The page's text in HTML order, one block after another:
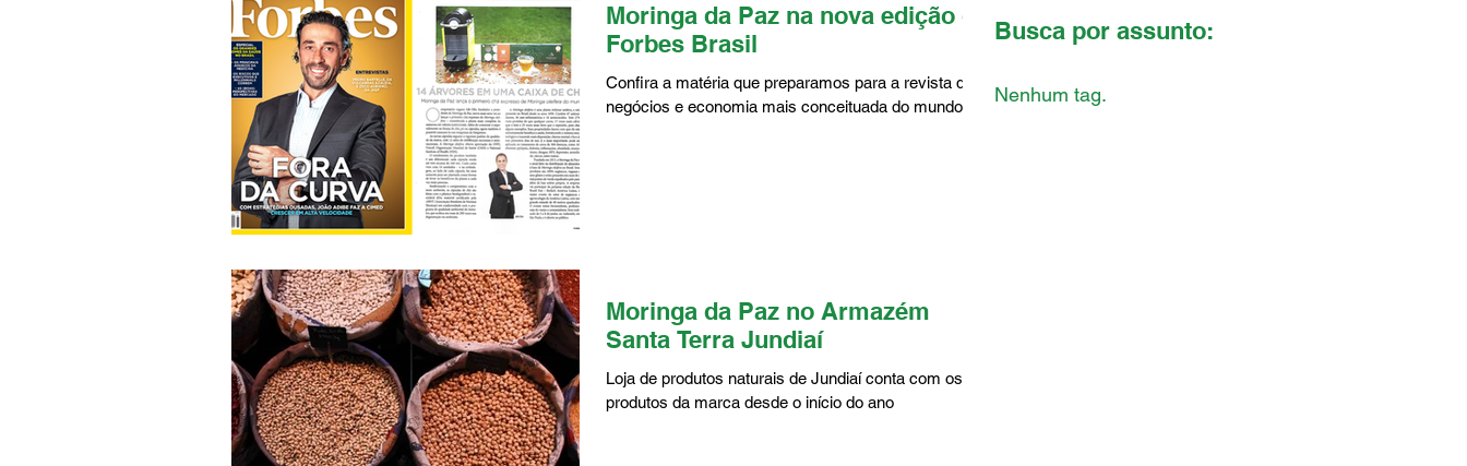
Moringa da Paz na nova edição da
Forbes Brasil
Confira a matéria que preparamos para a revista de
negócios e economia mais conceituada do mundo
Moringa da Paz no Armazém
Santa Terra Jundiaí
Loja de produtos naturais de Jundiaí conta com os
produtos da marca desde o início do ano
Busca por assunto:
Nenhum tag.